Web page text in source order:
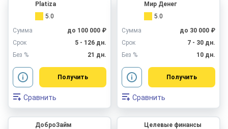
Platiza
5.0
Сумма
до 100 000 ₽
Срок
5 - 126 дн.
Без %
21 дн.
Получить
Сравнить
Мир Денег
5.0
Сумма
до 30 000 ₽
Срок
7 - 30 дн.
Без %
10 дн.
Получить
Сравнить
ДоброЗайм
Целевые финансы